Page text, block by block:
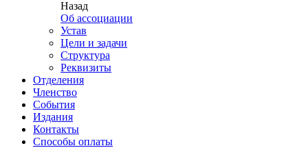
Назад
Об ассоциации
Устав
Цели и задачи
Структура
Реквизиты
Отделения
Членство
События
Издания
Контакты
Способы оплаты